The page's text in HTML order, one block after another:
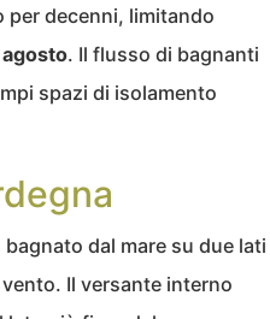
per decenni, limitando
. Il flusso di bagnanti
spazi di isolamento
dal mare su due lati
Il versante interno